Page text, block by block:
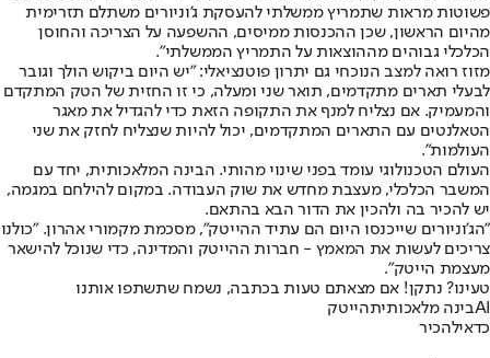
פשוטות מראות שתמריץ ממשלתי להעסקת ג'וניורים משתלם תזרימית
מהיום הראשון, שכן ההכנסות ממיסים, ההשפעה על הצריכה והחוסן
הכלכלי גבוהים מההוצאות על התמריץ הממשלתי".
מזוז רואה למצב הנוכחי גם יתרון פוטנציאלי: "יש היום ביקוש הולך וגובר
לבעלי תארים מתקדמים, תואר שני ומעלה, כי זו החזית של הטק המתקדם
והמעמיק. אם נצליח למנף את התקופה הזאת כדי להגדיל את מאגר
הטאלנטים עם התארים המתקדמים, יכול להיות שנצליח לחזק את שני
העולמות".
העולם הטכנולוגי עומד בפני שינוי מהותי. הבינה המלאכותית, יחד עם
המשבר הכלכלי, מעצבת מחדש את שוק העבודה. במקום להילחם במגמה,
יש להכיר בה ולהכין את הדור הבא בהתאם.
"הג'וניורים שייכנסו היום הם עתיד ההייטק", מסכמת מקמורי אהרון. "כולנו
צריכים לעשות את המאמץ - חברות ההייטק והמדינה, כדי שנוכל להישאר
מעצמת הייטק".
טעינו? נתקן! אם מצאתם טעות בכתבה, נשמח שתשתפו אותנו
AIבינה מלאכותיתהייטק
כדאילהכיר